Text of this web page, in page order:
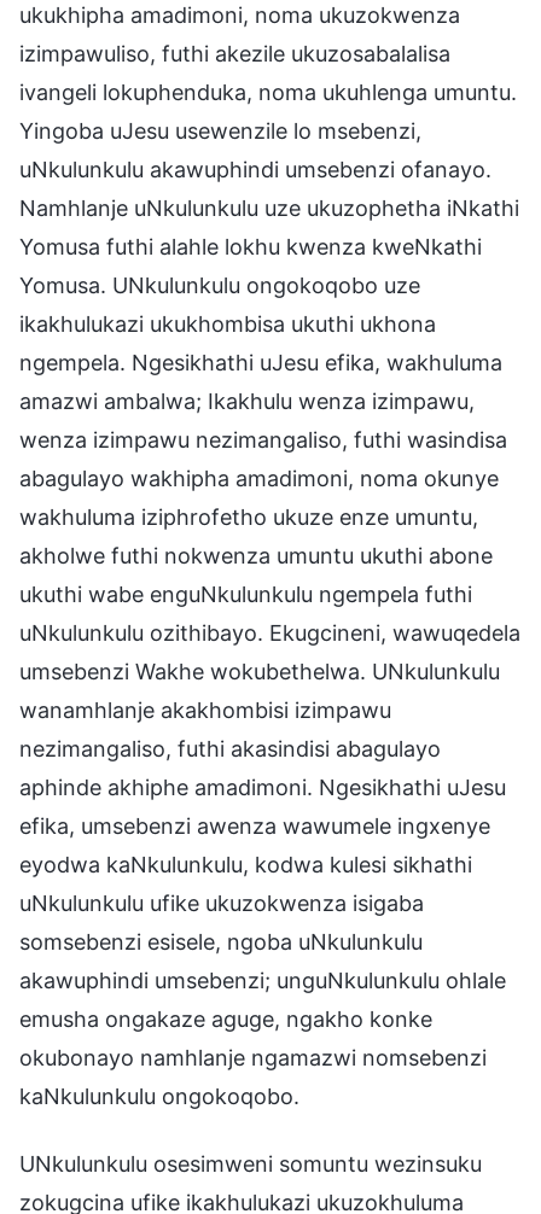
ukukhipha amadimoni, noma ukuzokwenza
izimpawuliso, futhi akezile ukuzosabalalisa
ivangeli lokuphenduka, noma ukuhlenga umuntu.
Yingoba uJesu usewenzile lo msebenzi,
uNkulunkulu akawuphindi umsebenzi ofanayo.
Namhlanje uNkulunkulu uze ukuzophetha iNkathi
Yomusa futhi alahle lokhu kwenza kweNkathi
Yomusa. UNkulunkulu ongokoqobo uze
ikakhulukazi ukukhombisa ukuthi ukhona
ngempela. Ngesikhathi uJesu efika, wakhuluma
amazwi ambalwa; Ikakhulu wenza izimpawu,
wenza izimpawu nezimangaliso, futhi wasindisa
abagulayo wakhipha amadimoni, noma okunye
wakhuluma iziphrofetho ukuze enze umuntu,
akholwe futhi nokwenza umuntu ukuthi abone
ukuthi wabe enguNkulunkulu ngempela futhi
uNkulunkulu ozithibayo. Ekugcineni, wawuqedela
umsebenzi Wakhe wokubethelwa. UNkulunkulu
wanamhlanje akakhombisi izimpawu
nezimangaliso, futhi akasindisi abagulayo
aphinde akhiphe amadimoni. Ngesikhathi uJesu
efika, umsebenzi awenza wawumele ingxenye
eyodwa kaNkulunkulu, kodwa kulesi sikhathi
uNkulunkulu ufike ukuzokwenza isigaba
somsebenzi esisele, ngoba uNkulunkulu
akawuphindi umsebenzi; unguNkulunkulu ohlale
emusha ongakaze aguge, ngakho konke
okubonayo namhlanje ngamazwi nomsebenzi
kaNkulunkulu ongokoqobo.
UNkulunkulu osesimweni somuntu wezinsuku
zokugcina ufike ikakhulukazi ukuzokhuluma